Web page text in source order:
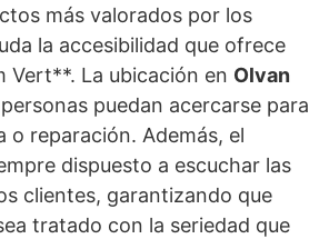
más valorados por los
la accesibilidad que ofrece
Vert**. La ubicación en Olvan
puedan acercarse para
o reparación. Además, el
dispuesto a escuchar las
clientes, garantizando que
tratado con la seriedad que